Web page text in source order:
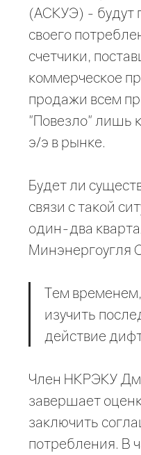
(АСКУЭ) - будут
своего
счетчики,
коммерческое
продажи всем
"Повезло" лишь
э/э в рынке.
Будет ли
связи с такой
один-два
Минэнергоугля
Тем
изучить
действие
Член НКРЭКУ
завершает
заключить
потребления. В